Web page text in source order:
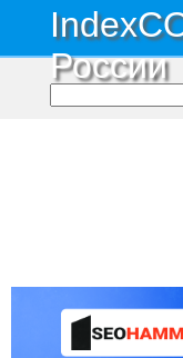
России